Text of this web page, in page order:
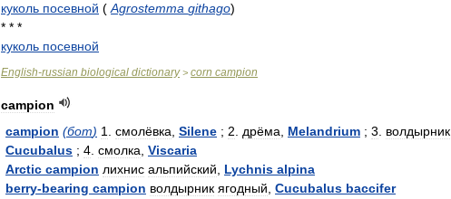
куколь посевной ( Agrostemma githago)
* * *
куколь посевной
English-russian biological dictionary> corn campion
campion
campion (бот) 1 смолёвка Silene ; 2 дрёма Melandrium ; 3 волдырник
Cucubalus ; 4 смолка Viscaria
Arctic campion лихнис альпийский Lychnis alpina
berry-bearing campion волдырник ягодный Cucubalus baccifer